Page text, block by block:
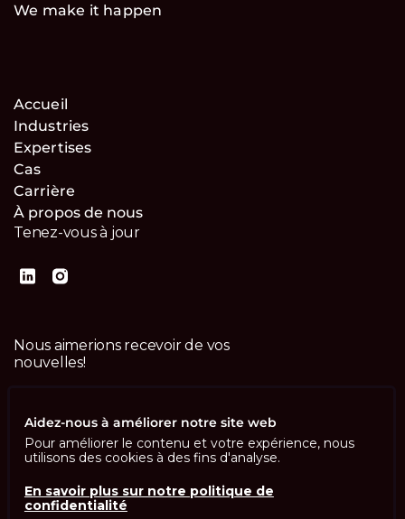
We make it happen
Accueil
Industries
Expertises
Cas
Carrière
À propos de nous
Tenez-vous à jour
Nous aimerions recevoir de vos
nouvelles!
Imprint
Aidez-nous à améliorer notre site web
Pour améliorer le contenu et votre expérience, nous
utilisons des cookies à des fins d'analyse.
En savoir plus sur notre politique de
confidentialité